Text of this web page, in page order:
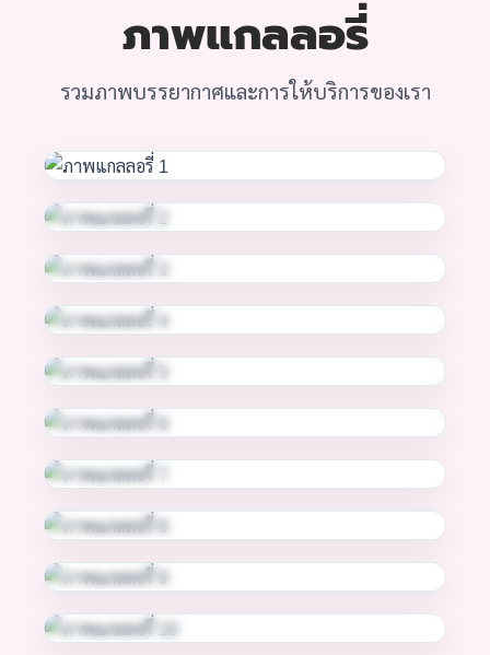
ภาพแกลลอรี่
รวมภาพบรรยากาศและการให้บริการของเรา